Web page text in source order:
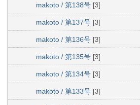
makoto / 第138号 [3]
makoto / 第137号 [3]
makoto / 第136号 [3]
makoto / 第135号 [3]
makoto / 第134号 [3]
makoto / 第133号 [3]